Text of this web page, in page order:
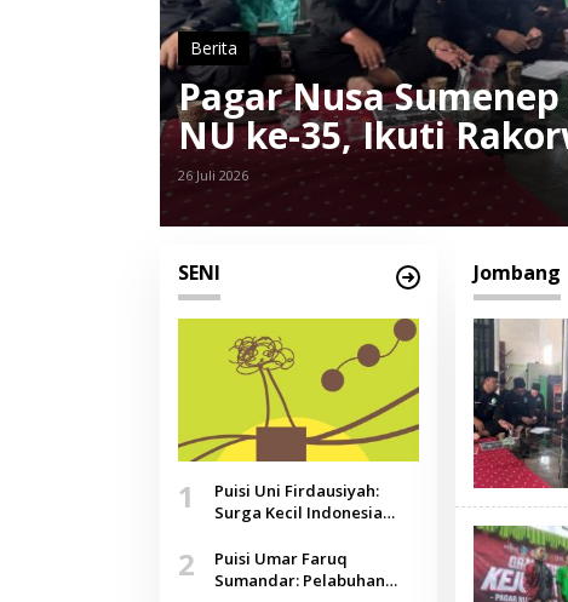
Nasional
PSNU Pagar Nusa
Tiga Perunggu di
28 Desember 2025
SENI
1
Puisi Uni Firdausiyah:
Surga Kecil Indonesia
Doa yang Jauh, Narasi
Agustus
2
Puisi Umar Faruq
Sumandar: Pelabuhan
Jombang